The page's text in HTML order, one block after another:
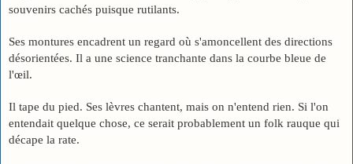
souvenirs cachés puisque rutilants.
Ses montures encadrent un regard où s'amoncellent des directions
désorientées. Il a une science tranchante dans la courbe bleue de
l'œil.
Il tape du pied. Ses lèvres chantent, mais on n'entend rien. Si l'on
entendait quelque chose, ce serait probablement un folk rauque qui
décape la rate.